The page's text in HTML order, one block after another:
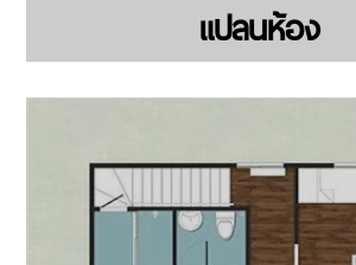
แปลนห้อง